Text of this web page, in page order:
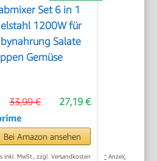
Set 6 in 1
1200W für
Salate
Gemüse
27,19 €
33,99 €
Bei Amazon ansehen
inkl. MwSt., zzgl. Versandkosten * Anzeige